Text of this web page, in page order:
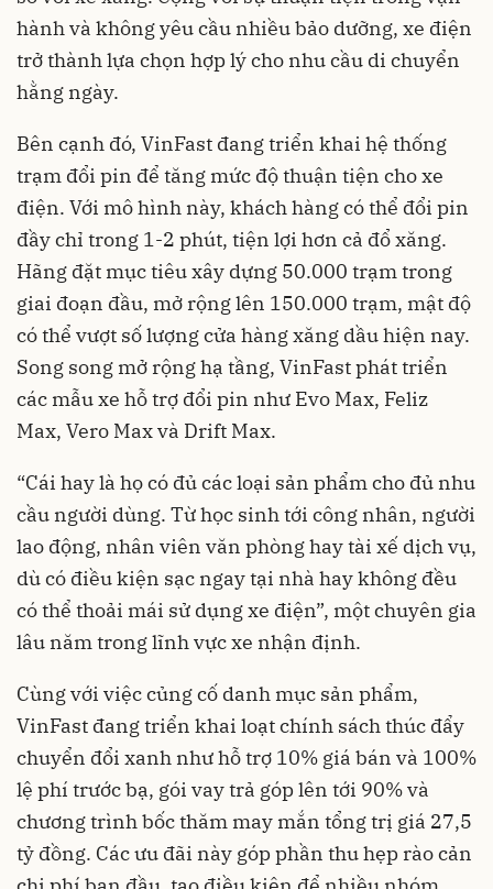
hành và không yêu cầu nhiều bảo dưỡng, xe điện
trở thành lựa chọn hợp lý cho nhu cầu di chuyển
hằng ngày.
Bên cạnh đó, VinFast đang triển khai hệ thống
trạm đổi pin để tăng mức độ thuận tiện cho xe
điện. Với mô hình này, khách hàng có thể đổi pin
đầy chỉ trong 1-2 phút, tiện lợi hơn cả đổ xăng.
Hãng đặt mục tiêu xây dựng 50.000 trạm trong
giai đoạn đầu, mở rộng lên 150.000 trạm, mật độ
có thể vượt số lượng cửa hàng xăng dầu hiện nay.
Song song mở rộng hạ tầng, VinFast phát triển
các mẫu xe hỗ trợ đổi pin như Evo Max, Feliz
Max, Vero Max và Drift Max.
“Cái hay là họ có đủ các loại sản phẩm cho đủ nhu
cầu người dùng. Từ học sinh tới công nhân, người
lao động, nhân viên văn phòng hay tài xế dịch vụ,
dù có điều kiện sạc ngay tại nhà hay không đều
có thể thoải mái sử dụng xe điện”, một chuyên gia
lâu năm trong lĩnh vực xe nhận định.
Cùng với việc củng cố danh mục sản phẩm,
VinFast đang triển khai loạt chính sách thúc đẩy
chuyển đổi xanh như hỗ trợ 10% giá bán và 100%
lệ phí trước bạ, gói vay trả góp lên tới 90% và
chương trình bốc thăm may mắn tổng trị giá 27,5
tỷ đồng. Các ưu đãi này góp phần thu hẹp rào cản